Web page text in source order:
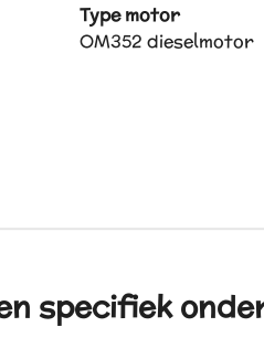
Type motor
OM352 dieselmotor
specifiek